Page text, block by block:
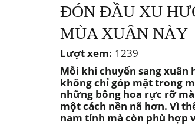
ĐÓN ĐẦU XU
MÙA XUÂN NÀY
Lượt xem: 1239
Mỗi khi chuyển sang
không chỉ góp mặt trong
những bông hoa rực rỡ
một cách nền nã hơn. Vì
nam tính mà còn phù hợp